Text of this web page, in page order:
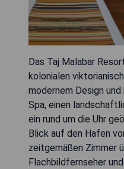
Das Taj Malabar
kolonialen
modernem Design
Spa, einen
ein rund um die Uhr
Blick auf den Hafen
zeitgemäßen Zimmer
Flachbildfernseher